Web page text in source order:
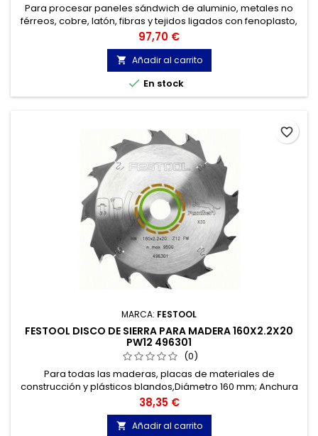
Para procesar paneles sándwich de aluminio, metales no
férreos, cobre, latón, fibras y tejidos ligados con fenoplasto,
plástico duro, PVC duro, vidrio acrílico, placas de aluminio,
perfiles de aluminio.
Precio
97,70 €
 Añadir al carrito
 En stock
MARCA: FESTOOL
FESTOOL DISCO DE SIERRA PARA MADERA 160X2.2X20
PW12 496301
(0)
Para todas las maderas, placas de materiales de
construcción y plásticos blandos,Diámetro 160 mm; Anchura
de corte 2.2 mm; Ø de perforación 20 mm; Ángulo de ataque
20 °,Para todas las maderas, placas de materiales de
construcción y plásticos blandos.
Precio
38,35 €
 Añadir al carrito
favorite_border